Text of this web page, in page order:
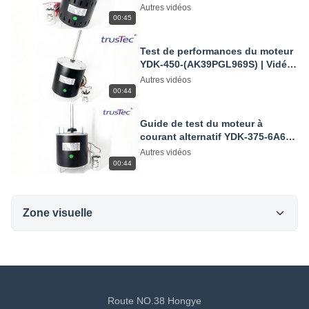
00:45
fonctionnant à 230 V 50 Hz | Test
Autres vidéos
00:44
Test de performances du moteur
YDK-450-(AK39PGL969S) | Vidéo
du moteur à condensateur AC
Autres vidéos
00:44
Guide de test du moteur à
courant alternatif YDK-375-6A68 -
Vidéo sur les performances
Autres vidéos
Zone visuelle
Route NO.38 Hongye